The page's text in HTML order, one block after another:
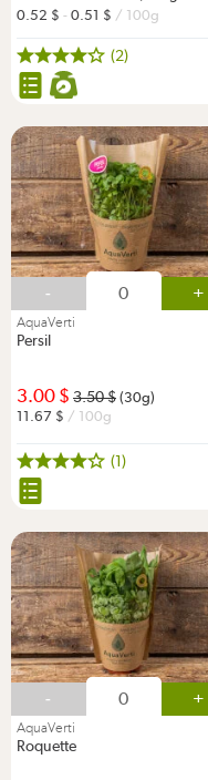
0.52
- 0.51 / 100g
(2)
- +
AquaVerti
Persil
3.00 3.50
(30g)
11.67
/ 100g
(1)
- +
AquaVerti
Roquette